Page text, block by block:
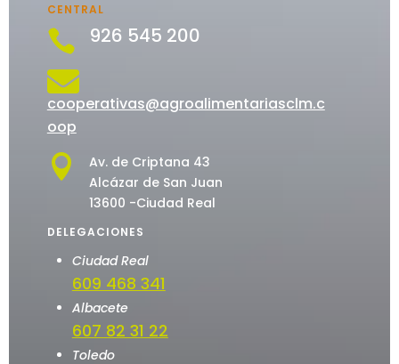
CENTRAL
 926 545 200

cooperativas@agroalimentariasclm.c
oop

Av. de Criptana 43
Alcázar de San Juan
13600 -Ciudad Real
DELEGACIONES
Ciudad Real
609 468 341
Albacete
607 82 31 22
Toledo